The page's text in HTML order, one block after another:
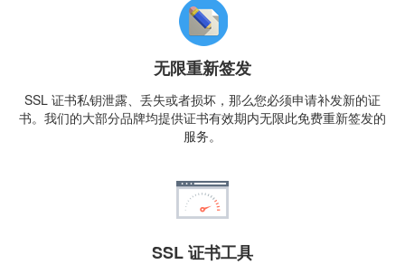
无限重新签发
SSL 证书私钥泄露、丢失或者损坏，那么您必须申请补发新的证
书。我们的大部分品牌均提供证书有效期内无限此免费重新签发的
服务。
SSL 证书工具